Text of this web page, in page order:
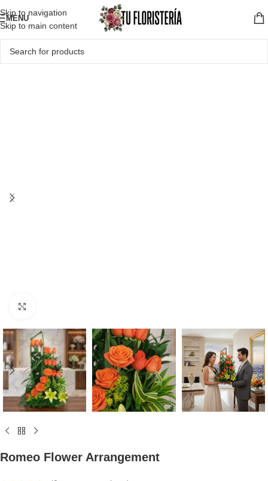
Skip to navigation
Skip to main content
MENU
Romeo Flower Arrangement